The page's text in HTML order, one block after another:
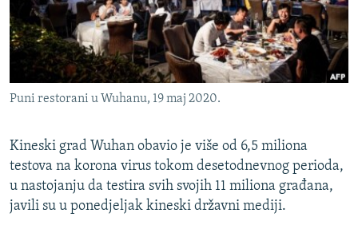
DNEVNO@RSE
SPECIJALI RSE
VIŠE OD NASLOVA
POPLAVE I KLIZIŠTA U BIH 2024.
TV LIBERTY
POST SCRIPTUM
PRATITE NAS
Sve RFE/RL stranice
Puni restorani u Wuhanu, 19 maj 2020.
Kineski grad Wuhan obavio je više od 6,5 miliona
testova na korona virus tokom desetodnevnog perioda,
u nastojanju da testira svih svojih 11 miliona građana,
javili su u ponedjeljak kineski državni mediji.